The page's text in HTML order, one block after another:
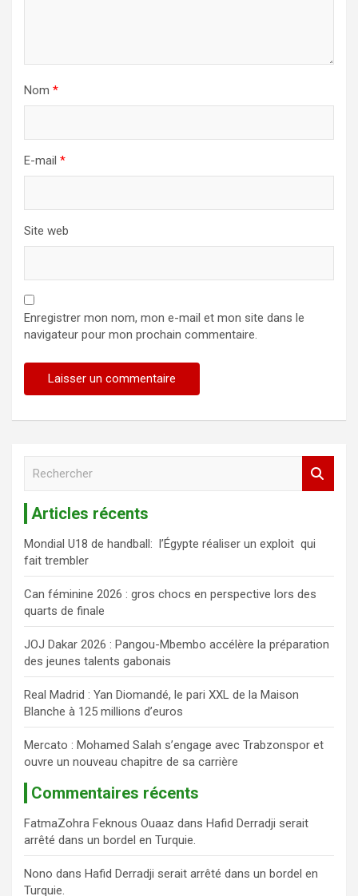
Nom *
E-mail *
Site web
Enregistrer mon nom, mon e-mail et mon site dans le
navigateur pour mon prochain commentaire.
r
c
h
e
r
Articles récents
Mondial U18 de handball: l’Égypte réaliser un exploit qui
fait trembler
Can féminine 2026 : gros chocs en perspective lors des
quarts de finale
JOJ Dakar 2026 : Pangou-Mbembo accélère la préparation
des jeunes talents gabonais
Real Madrid : Yan Diomandé, le pari XXL de la Maison
Blanche à 125 millions d’euros
Mercato : Mohamed Salah s’engage avec Trabzonspor et
ouvre un nouveau chapitre de sa carrière
Commentaires récents
FatmaZohra Feknous Ouaaz dans Hafid Derradji serait
arrêté dans un bordel en Turquie.
Nono dans Hafid Derradji serait arrêté dans un bordel en
Turquie.